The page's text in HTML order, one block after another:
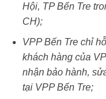
Hội, TP Bến Tre
CH);
VPP Bến Tre chỉ
khách hàng của
nhận bảo hành,
tại VPP Bến Tre;